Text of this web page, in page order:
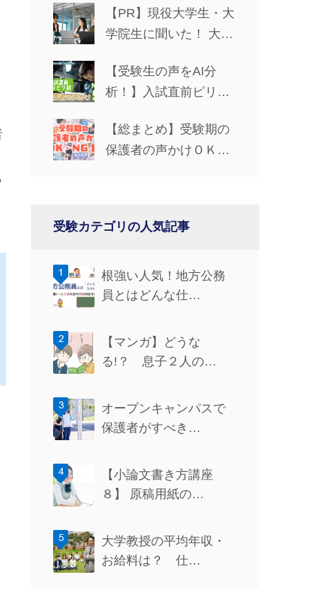
【PR】現役大学生・大
学院生に聞いた！ 大学
の選び方
【受験生の声をAI分
析！】入試直前ピリピ
NG5
【総まとめ】受験期の
保護者の声かけＯＫ・
受験カテゴリの人気記事
根強い人気！地方公務
員とはどんな仕…
【マンガ】どうな
る!？ 息子２人の…
オープンキャンパスで
保護者がすべき…
【小論文書き方講座
８】 原稿用紙の…
大学教授の平均年収・
お給料は？ 仕…